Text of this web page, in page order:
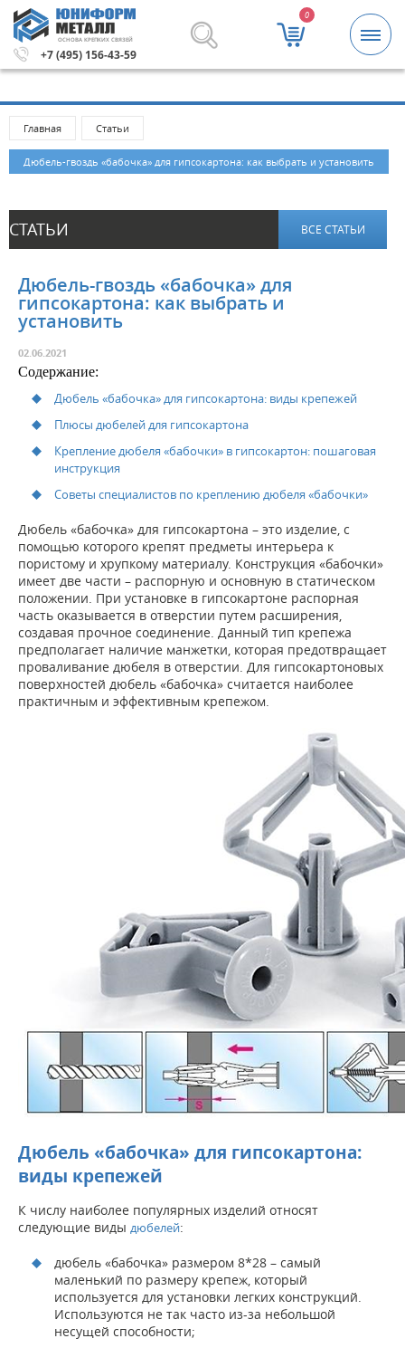
ОСНОВА КРЕПКИХ СВЯЗЕЙ
+7 (495) 156-43-59
0
Метизы и крепежные изделия оптом. Минимальная
Главная Статьи
Дюбель-гвоздь «бабочка» для гипсокартона: как выбрать и установить
СТАТЬИ ВСЕ СТАТЬИ
Дюбель-гвоздь «бабочка» для
гипсокартона: как выбрать и
установить
02.06.2021
Cодержание:
Дюбель «бабочка» для гипсокартона: виды крепежей
Плюсы дюбелей для гипсокартона
Крепление дюбеля «бабочки» в гипсокартон: пошаговая
инструкция
Советы специалистов по креплению дюбеля «бабочки»
Дюбель «бабочка» для гипсокартона – это изделие, с
помощью которого крепят предметы интерьера к
пористому и хрупкому материалу. Конструкция «бабочки»
имеет две части – распорную и основную в статическом
положении. При установке в гипсокартоне распорная
часть оказывается в отверстии путем расширения,
создавая прочное соединение. Данный тип крепежа
предполагает наличие манжетки, которая предотвращает
проваливание дюбеля в отверстии. Для гипсокартоновых
поверхностей дюбель «бабочка» считается наиболее
практичным и эффективным крепежом.
Дюбель «бабочка» для гипсокартона:
виды крепежей
К числу наиболее популярных изделий относят
следующие виды дюбелей:
дюбель «бабочка» размером 8*28 – самый
маленький по размеру крепеж, который
используется для установки легких конструкций.
Используются не так часто из-за небольшой
несущей способности;